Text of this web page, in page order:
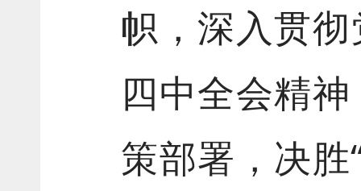
帜，深入贯
四中全会精
策部署，决胜